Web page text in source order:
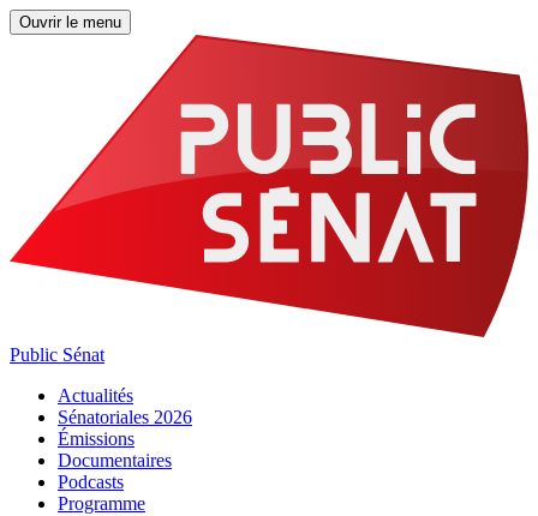
Ouvrir le menu
Public Sénat
Actualités
Sénatoriales 2026
Émissions
Documentaires
Podcasts
Programme